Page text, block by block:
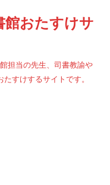
館おたすけサ
担当の先生、司書教諭や
すけするサイトです。